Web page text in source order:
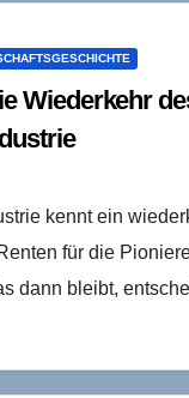
Wiederkehr
kennt ein
für die
dann bleibt,